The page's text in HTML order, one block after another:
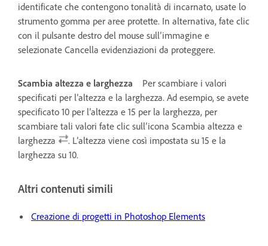
identificate che contengono tonalità di incarnato, usate lo
strumento gomma per aree protette. In alternativa, fate clic
con il pulsante destro del mouse sull’immagine e
selezionate Cancella evidenziazioni da proteggere.
Scambia altezza e larghezza
Per scambiare i valori
specificati per l’altezza e la larghezza. Ad esempio, se avete
specificato 10 per l’altezza e 15 per la larghezza, per
scambiare tali valori fate clic sull’icona Scambia altezza e
larghezza
. L’altezza viene così impostata su 15 e la
larghezza su 10.
Altri contenuti simili
Creazione di progetti in Photoshop Elements